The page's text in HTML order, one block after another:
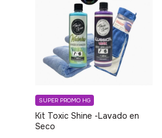
Kit Toxic Shine -Lavado en
Seco
SUPER PROMO HG